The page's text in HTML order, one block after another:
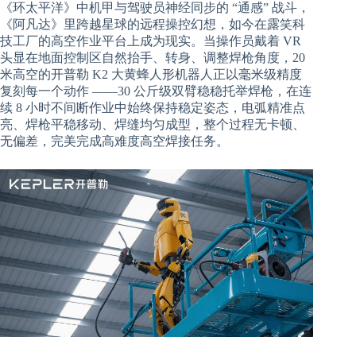
《环太平洋》中机甲与驾驶员神经同步的 “通感” 战斗，
《阿凡达》里跨越星球的远程操控幻想，如今在露笑科
技工厂的高空作业平台上成为现实。当操作员戴着 VR
头显在地面控制区自然抬手、转身、调整焊枪角度，20
米高空的开普勒 K2 大黄蜂人形机器人正以毫米级精度
复刻每一个动作 ——30 公斤级双臂稳稳托举焊枪，在连
续 8 小时不间断作业中始终保持稳定姿态，电弧精准点
亮、焊枪平稳移动、焊缝均匀成型，整个过程无卡顿、
无偏差，完美完成高难度高空焊接任务。